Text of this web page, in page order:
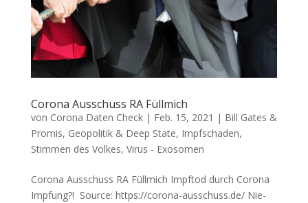
Corona Ausschuss RA Füllmich
von Corona Daten Check| Feb. 15, 2021 | Bill Gates &
Promis, Geopolitik & Deep State, Impfschaden,
Stimmen des Volkes, Virus - Exosomen
Corona Ausschuss RA Füllmich Impf­tod durch Coro­na
Impfung?! Source: https://corona-ausschuss.de/ Nie­